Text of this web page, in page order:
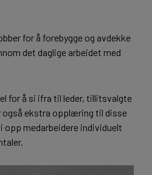
for å forebygge og avdekke
det daglige arbeidet med
for å si ifra til leder, tillitsvalgte
også ekstra opplæring til disse
opp medarbeidere individuelt